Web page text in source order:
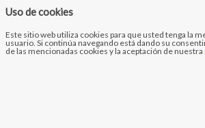
Uso de cookies
Este sitio web utiliza cookies para que usted tenga la
usuario. Si continúa navegando está dando su
de las mencionadas cookies y la aceptación de nuestra